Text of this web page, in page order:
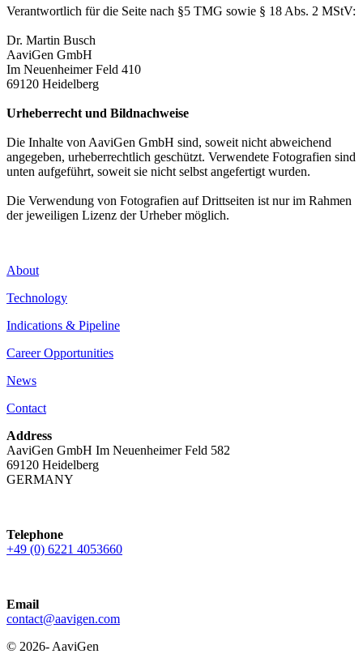
Verantwortlich für die Seite nach §5 TMG sowie § 18 Abs. 2 MStV:
Dr. Martin Busch
AaviGen GmbH
Im Neuenheimer Feld 410
69120 Heidelberg
Urheberrecht und Bildnachweise
Die Inhalte von AaviGen GmbH sind, soweit nicht abweichend
angegeben, urheberrechtlich geschützt. Verwendete Fotografien sind
unten aufgeführt, soweit sie nicht selbst angefertigt wurden.
Die Verwendung von Fotografien auf Drittseiten ist nur im Rahmen
der jeweiligen Lizenz der Urheber möglich.
About
Technology
Indications & Pipeline
Career Opportunities
News
Contact
Address
AaviGen GmbH Im Neuenheimer Feld 582
69120 Heidelberg
GERMANY
Telephone
+49 (0) 6221 4053660
Email
contact@aavigen.com
© 2026- AaviGen